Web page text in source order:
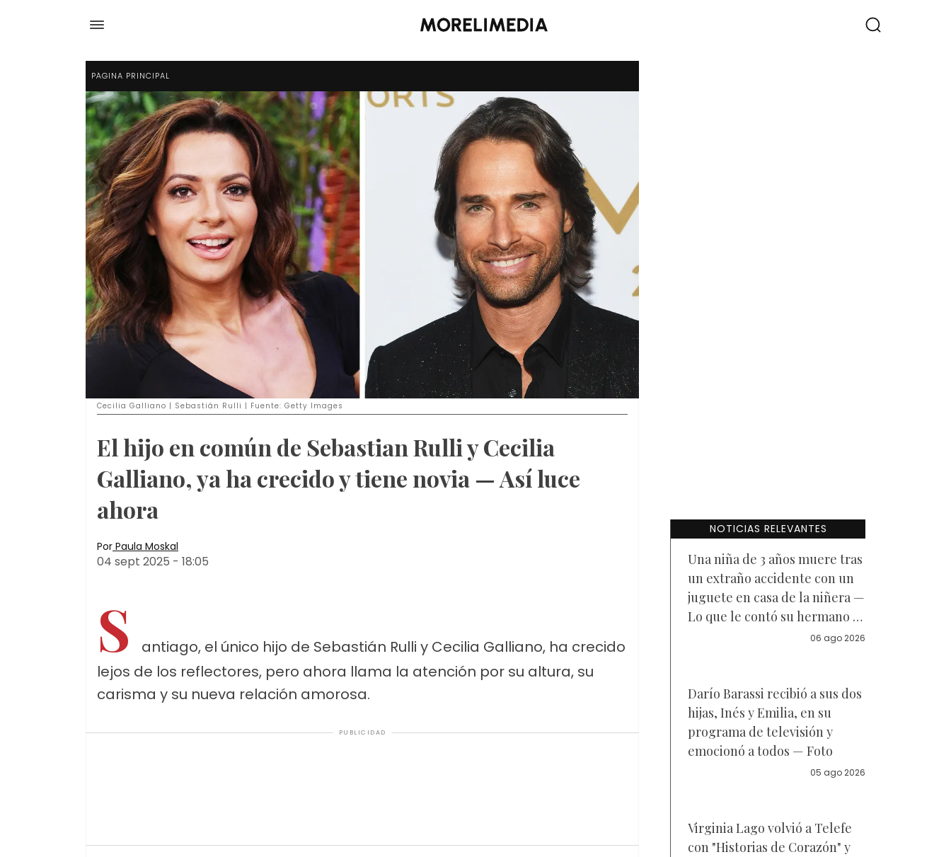
PÁGINA PRINCIPAL
Cecilia Galliano | Sebastián Rulli | Fuente: Getty Images
El hijo en común de Sebastian Rulli y Cecilia
Galliano, ya ha crecido y tiene novia — Así luce
ahora
Por Paula Moskal
04 sept 2025 - 18:05
S
antiago, el único hijo de Sebastián Rulli y Cecilia Galliano, ha crecido
lejos de los reflectores, pero ahora llama la atención por su altura, su
carisma y su nueva relación amorosa.
PUBLICIDAD
NOTICIAS RELEVANTES
Una niña de 3 años muere tras
un extraño accidente con un
juguete en casa de la niñera —
Lo que le contó su hermano a
06 ago 2026
Darío Barassi recibió a sus dos
hijas, Inés y Emilia, en su
programa de televisión y
emocionó a todos — Foto
05 ago 2026
Virginia Lago volvió a Telefe
con "Historias de Corazón" y